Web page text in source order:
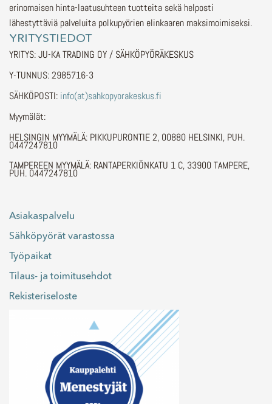
erinomaisen hinta-laatusuhteen tuotteita sekä helposti
lähestyttäviä palveluita polkupyörien elinkaaren maksimoimiseksi.
YRITYSTIEDOT
YRITYS: JU-KA TRADING OY / SÄHKÖPYÖRÄKESKUS
Y-TUNNUS: 2985716-3
SÄHKÖPOSTI: info(at)sahkopyorakeskus.fi
Myymälät:
HELSINGIN MYYMÄLÄ: PIKKUPURONTIE 2, 00880 HELSINKI, PUH.
0447247810
TAMPEREEN MYYMÄLÄ: RANTAPERKIÖNKATU 1 C, 33900 TAMPERE,
PUH. 0447247810
Asiakaspalvelu
Sähköpyörät varastossa
Työpaikat
Tilaus- ja toimitusehdot
Rekisteriseloste